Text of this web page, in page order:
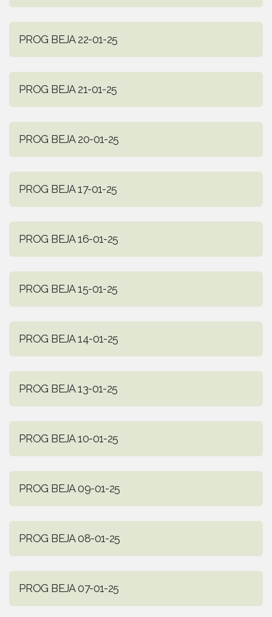
PROG BEJA 22-01-25
PROG BEJA 21-01-25
PROG BEJA 20-01-25
PROG BEJA 17-01-25
PROG BEJA 16-01-25
PROG BEJA 15-01-25
PROG BEJA 14-01-25
PROG BEJA 13-01-25
PROG BEJA 10-01-25
PROG BEJA 09-01-25
PROG BEJA 08-01-25
PROG BEJA 07-01-25